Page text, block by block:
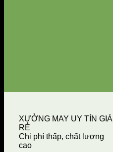
XƯỞNG MAY UY TÍN GIÁ
RẺ
Chi phí thấp, chất lượng
cao